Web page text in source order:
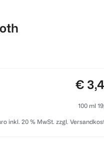
€
100 ml
inkl. 20 % MwSt. zzgl.